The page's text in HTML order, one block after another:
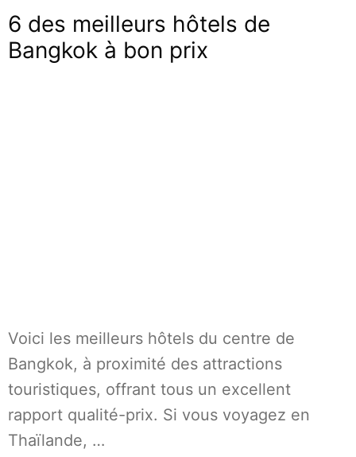
6 des meilleurs hôtels de
Bangkok à bon prix
Voici les meilleurs hôtels du centre de
Bangkok, à proximité des attractions
touristiques, offrant tous un excellent
rapport qualité-prix. Si vous voyagez en
Thaïlande, …